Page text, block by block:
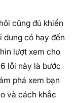
cũng đủ khiến
dung có hay đến
lượt xem cho
lỗi này là bước
phá xem bạn
và cách khắc